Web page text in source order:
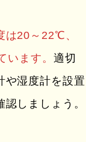
は20～22℃、
います。 適切
や湿度計を設置
しましょう。